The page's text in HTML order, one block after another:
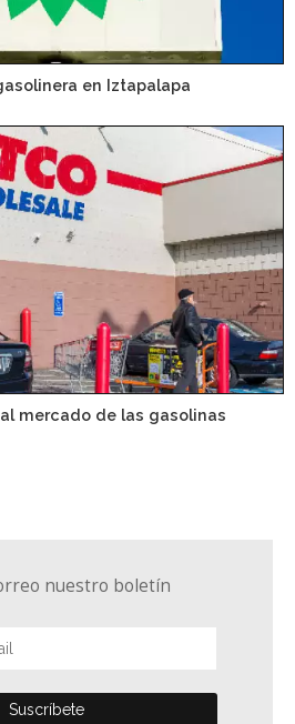
en Iztapalapa
mercado de las gasolinas
nuestro boletín